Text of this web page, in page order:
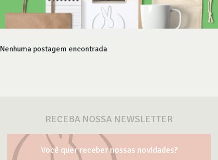
Nenhuma postagem encontrada
RECEBA NOSSA NEWSLETTER
Você quer receber nossas novidades?